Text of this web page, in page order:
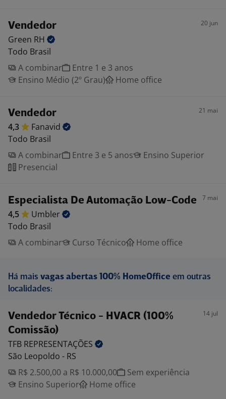
Vendedor 20 jun
Green RH
Todo Brasil
A combinar
Entre 1 e 3 anos
Ensino Médio (2º Grau)
Home office
Vendedor 21 mai
4,3
Fanavid
Todo Brasil
A combinar
Entre 3 e 5 anos
Ensino Superior
Presencial
Especialista De Automação Low-Code 7 mai
4,5
Umbler
Todo Brasil
A combinar
Curso Técnico Home office
Há mais vagas abertas 100% HomeOffice em outras
localidades:
Vendedor Técnico - HVACR (100%
Comissão)
14 jul
TFB REPRESENTAÇÕES
São Leopoldo - RS
R$ 2.500,00 a R$ 10.000,00
Sem experiência
Ensino Superior
Home office